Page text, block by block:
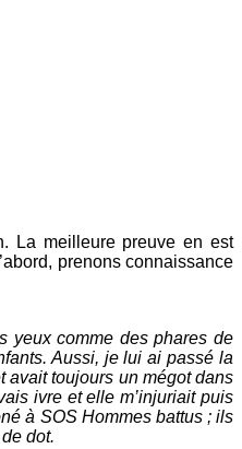
La meilleure preuve en est
prenons connaissance
yeux comme des phares de
Aussi, je lui ai passé la
avait toujours un mégot dans
ivre et elle m’injuriait puis
à SOS Hommes battus ; ils
dot.